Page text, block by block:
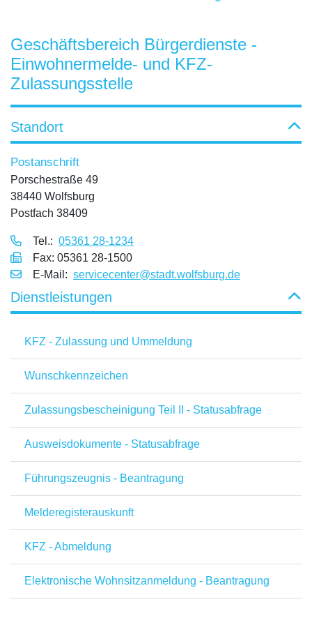
Geschäftsbereich Bürgerdienste -
Einwohnermelde- und KFZ-
Zulassungsstelle
Standort
Postanschrift
Porschestraße 49
38440 Wolfsburg
Postfach 38409
Tel.: 05361 28-1234
Fax: 05361 28-1500
E‑Mail: servicecenter@stadt.wolfsburg.de
Dienstleistungen
KFZ - Zulassung und Ummeldung
Wunschkennzeichen
Zulassungsbescheinigung Teil II - Statusabfrage
Ausweisdokumente - Statusabfrage
Führungszeugnis - Beantragung
Melderegisterauskunft
KFZ - Abmeldung
Elektronische Wohnsitzanmeldung - Beantragung